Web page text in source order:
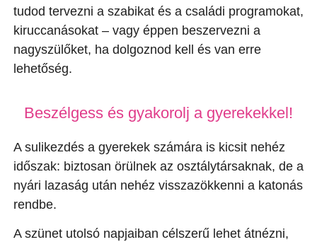
tudod tervezni a szabikat és a családi programokat,
kiruccanásokat – vagy éppen beszervezni a
nagyszülőket, ha dolgoznod kell és van erre
lehetőség.
Beszélgess és gyakorolj a gyerekekkel!
A sulikezdés a gyerekek számára is kicsit nehéz
időszak: biztosan örülnek az osztálytársaknak, de a
nyári lazaság után nehéz visszazökkenni a katonás
rendbe.
A szünet utolsó napjaiban célszerű lehet átnézni,